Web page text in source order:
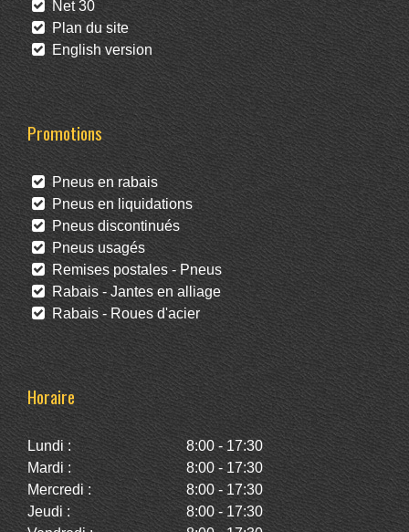
Net 30
Plan du site
English version
Promotions
Pneus en rabais
Pneus en liquidations
Pneus discontinués
Pneus usagés
Remises postales - Pneus
Rabais - Jantes en alliage
Rabais - Roues d'acier
Horaire
Lundi :
8:00 - 17:30
Mardi :
8:00 - 17:30
Mercredi :
8:00 - 17:30
Jeudi :
8:00 - 17:30